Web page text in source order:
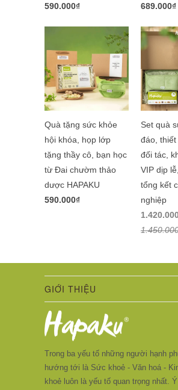
590.000₫ 689.000₫
Quà tặng sức khỏe
hội khóa, họp lớp
tặng thầy cô, bạn học
từ Đai chườm thảo
dược HAPAKU
590.000₫
Set quà
đáo,
đối tác,
VIP dịp
tổng kết
nghiệp
GIỚI THIỆU
Trong ba yếu tố những người hạnh
hướng tới là Sức khoẻ - Văn hoá -
khoẻ luôn là yếu tố quan trọng nhất.